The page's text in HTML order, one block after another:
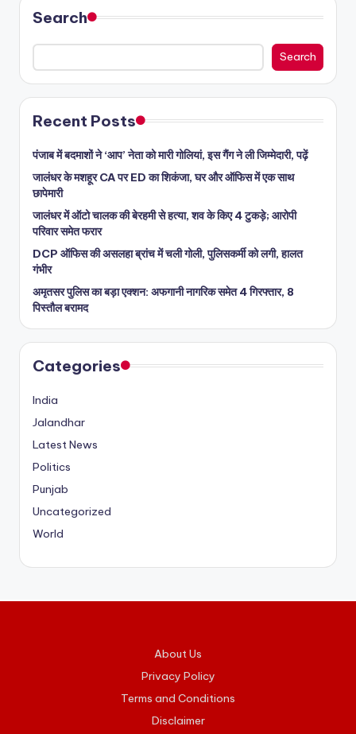
Search
Search
Recent Posts
पंजाब में बदमाशों ने ‘आप’ नेता को मारी गोलियां, इस गैंग ने ली जिम्मेदारी, पढ़ें
जालंधर के मशहूर CA पर ED का शिकंजा, घर और ऑफिस में एक साथ
छापेमारी
जालंधर में ऑटो चालक की बेरहमी से हत्या, शव के किए 4 टुकड़े; आरोपी
परिवार समेत फरार
DCP ऑफिस की असलहा ब्रांच में चली गोली, पुलिसकर्मी को लगी, हालत
गंभीर
अमृतसर पुलिस का बड़ा एक्शन: अफगानी नागरिक समेत 4 गिरफ्तार, 8
पिस्तौल बरामद
Categories
India
Jalandhar
Latest News
Politics
Punjab
Uncategorized
World
About Us
Privacy Policy
Terms and Conditions
Disclaimer